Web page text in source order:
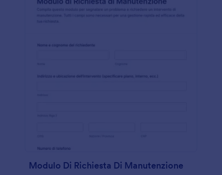
Modulo Di Richiesta Di Manutenzione